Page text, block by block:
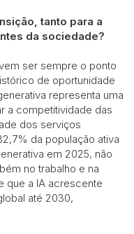
tanto para a
da sociedade?
ser sempre o ponto
de oportunidade
representa uma
a competitividade das
dos serviços
da população ativa
em 2025, não
no trabalho e na
que a IA acrescente
até 2030,